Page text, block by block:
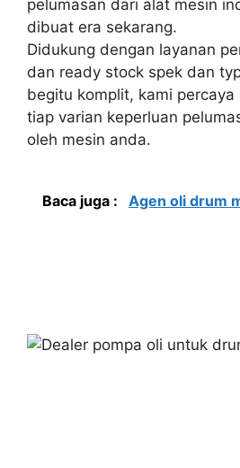
pelumasan dari alat mesin
dibuat era sekarang.
Didukung dengan layanan
dan ready stock spek dan
begitu komplit, kami percaya
tiap varian keperluan
oleh mesin anda.
Baca juga : Agen oli drum